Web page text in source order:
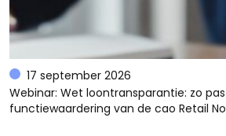
17 september 2026
Webinar: Wet loontransparantie: zo
functiewaardering van de cao Retail